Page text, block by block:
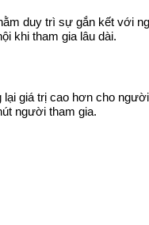
duy trì sự gắn kết với
khi tham gia lâu dài.
giá trị cao hơn cho
người tham gia.